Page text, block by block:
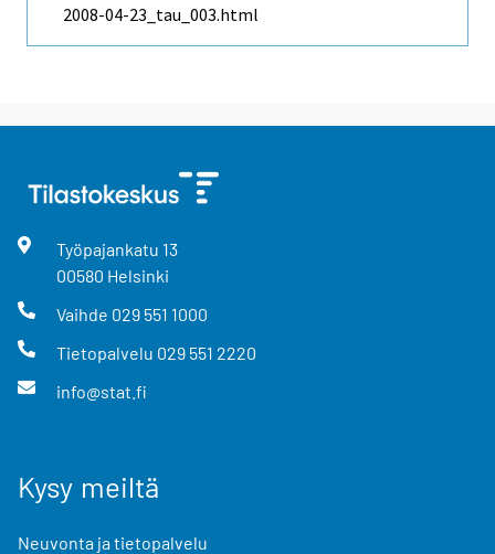
2008-04-23_tau_003.html
Työpajankatu 13
00580 Helsinki
Vaihde 029 551 1000
Tietopalvelu 029 551 2220
info@stat.fi
Kysy meiltä
Neuvonta ja tietopalvelu